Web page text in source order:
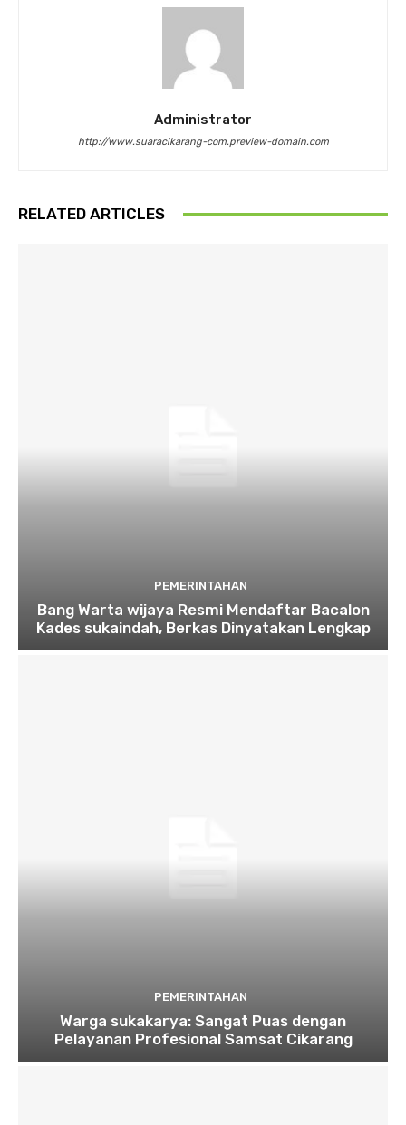
Administrator
http://www.suaracikarang-com.preview-domain.com
RELATED ARTICLES
PEMERINTAHAN
Bang Warta wijaya Resmi Mendaftar Bacalon
Kades sukaindah, Berkas Dinyatakan Lengkap
PEMERINTAHAN
Warga sukakarya: Sangat Puas dengan
Pelayanan Profesional Samsat Cikarang